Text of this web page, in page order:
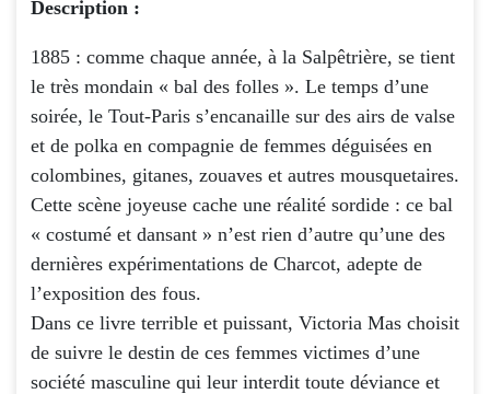
Description :
1885 : comme chaque année, à la Salpêtrière, se tient
le très mondain « bal des folles ». Le temps d’une
soirée, le Tout-Paris s’encanaille sur des airs de valse
et de polka en compagnie de femmes déguisées en
colombines, gitanes, zouaves et autres mousquetaires.
Cette scène joyeuse cache une réalité sordide : ce bal
« costumé et dansant » n’est rien d’autre qu’une des
dernières expérimentations de Charcot, adepte de
l’exposition des fous.
Dans ce livre terrible et puissant, Victoria Mas choisit
de suivre le destin de ces femmes victimes d’une
société masculine qui leur interdit toute déviance et